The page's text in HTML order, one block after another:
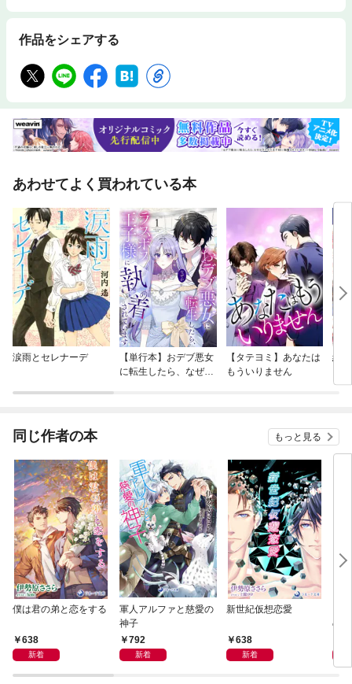
作品をシェアする
あわせてよく買われている本
涙雨とセレナーデ
【単行本】おデブ悪女
に転生したら、なぜか
【タテヨミ】あなたは
もういりません
結
同じ作者の本 もっと見る
僕は君の弟と恋をする
638
新着
軍人アルファと慈愛の
神子
792
新着
新世紀仮想恋愛
638
新着
の